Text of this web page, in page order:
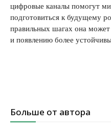
цифровые каналы помогут
подготовиться к будущему
правильных шагах она
и появлению более
Больше от автора